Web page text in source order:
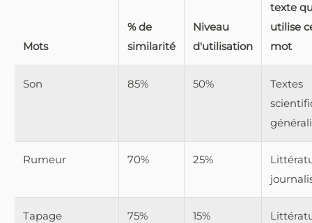
Mots
% de
similarité
Niveau
d'utilisation
texte
utilise
mot
Son 85% 50%
Textes
Rumeur 70% 25%
Tapage 75% 15%